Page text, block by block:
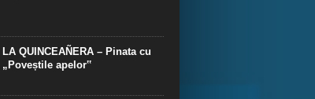
LA QUINCEAÑERA – Pinata cu
„Poveștile apelor‟